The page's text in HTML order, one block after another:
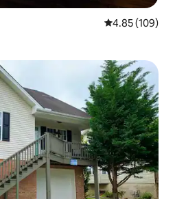
평점 4.85점(5
4.85 (109)